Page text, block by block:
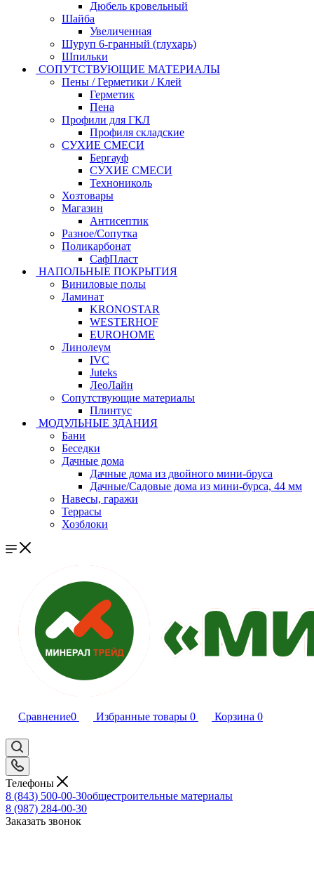
Дюбель кровельный
Шайба
Увеличенная
Шуруп 6-гранный (глухарь)
Шпильки
СОПУТСТВУЮЩИЕ МАТЕРИАЛЫ
Пены / Герметики / Клей
Герметик
Пена
Профили для ГКЛ
Профиля складские
СУХИЕ СМЕСИ
Бергауф
СУХИЕ СМЕСИ
Технониколь
Хозтовары
Магазин
Антисептик
Разное/Сопутка
Поликарбонат
СафПласт
НАПОЛЬНЫЕ ПОКРЫТИЯ
Виниловые полы
Ламинат
KRONOSTAR
WESTERHOF
EUROHOME
Линолеум
IVC
Juteks
ЛеоЛайн
Сопутствующие материалы
Плинтус
МОДУЛЬНЫЕ ЗДАНИЯ
Бани
Беседки
Дачные дома
Дачные дома из двойного мини-бруса
Дачные/Садовые дома из мини-бурса, 44 мм
Навесы, гаражи
Террасы
Хозблоки
Сравнение0 Избранные товары 0 Корзина 0
Телефоны
8 (843) 500-00-30общестроительные материалы
8 (987) 284-00-30
Заказать звонок